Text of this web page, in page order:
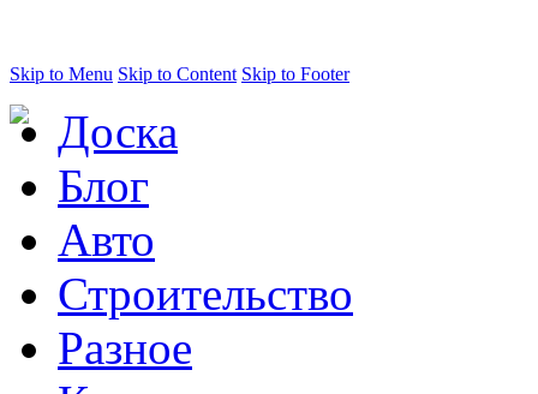
Skip to Menu Skip to Content Skip to Footer
Доска
Блог
Авто
Строительство
Разное